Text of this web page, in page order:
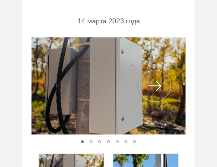
14 марта 2023 года